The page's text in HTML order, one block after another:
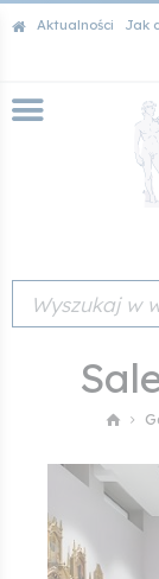
Aktualności Jak